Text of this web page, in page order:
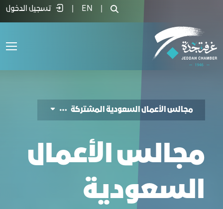
خدمة مجالس الاعمال السعودية الأجنبية -
EN تسجيل الدخول
مجالس الأعمال السعودية المشتركة
مجالس الأعمال
السعودية